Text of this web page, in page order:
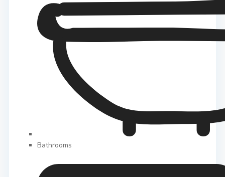
Bathrooms